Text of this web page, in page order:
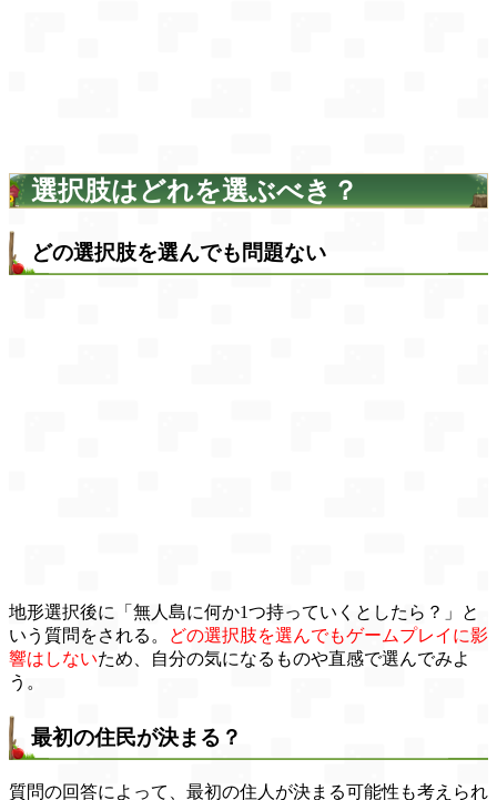
選択肢はどれを選ぶべき？
どの選択肢を選んでも問題ない
地形選択後に「無人島に何か1つ持っていくとしたら？」と
いう質問をされる。
どの選択肢を選んでもゲームプレイに影
響はしないため、自分の気になるものや直感で選んでみよ
う。
最初の住民が決まる？
質問の回答によって、最初の住人が決まる可能性も考えられ